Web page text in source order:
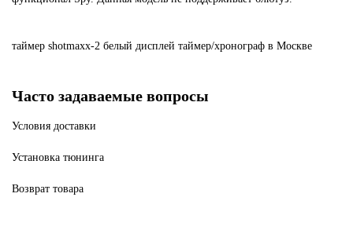
таймер shotmaxx-2 белый дисплей таймер/хронограф в Москве
Часто задаваемые вопросы
Условия доставки
Установка тюнинга
Возврат товара